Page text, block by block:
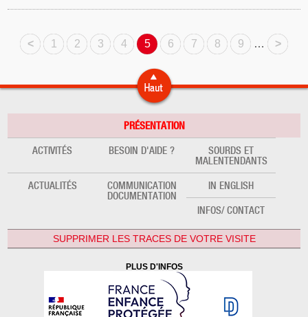
< 1 2 3 4 5 6 7 8 9 … >
PRÉSENTATION
ACTIVITÉS
BESOIN D'AIDE ? SOURDS ET
MALENTENDANTS
ACTUALITÉS
COMMUNICATION
DOCUMENTATION
IN ENGLISH
INFOS/ CONTACT
SUPPRIMER LES TRACES DE VOTRE VISITE
PLUS D'INFOS